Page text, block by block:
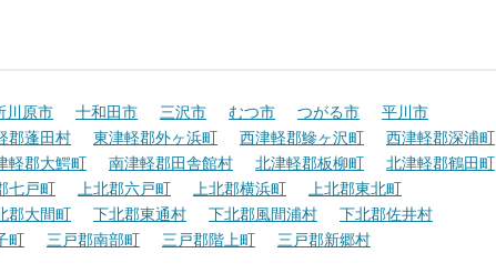
川原市 十和田市 三沢市 むつ市 つがる市
平川市
郡蓬田村 東津軽郡外ヶ浜町 西津軽郡鰺ヶ沢町
西津軽郡深浦町
軽郡大鰐町 南津軽郡田舎館村 北津軽郡板柳町
北津軽郡鶴田町
七戸町 上北郡六戸町 上北郡横浜町
上北郡東北町
郡大間町 下北郡東通村 下北郡風間浦村
下北郡佐井村
町 三戸郡南部町 三戸郡階上町 三戸郡新郷村